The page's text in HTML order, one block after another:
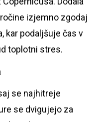
izjemno zgodaj
kar podaljšuje čas v
toplotni stres.
se najhitreje
se dvigujejo za